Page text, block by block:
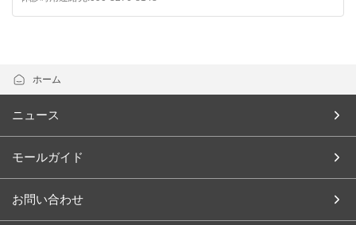
ホーム
ニュース
モールガイド
お問い合わせ